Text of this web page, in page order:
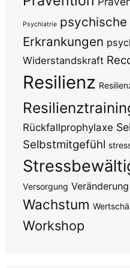
Psychiatrie psychische
Erkrankungen
Widerstandskraft
Resilienz
Rückfallprophylaxe
Selbstmitgefühl
Versorgung Veränderung
Wachstum
Workshop